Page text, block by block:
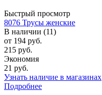
Быстрый просмотр
8076 Трусы женские
В наличии (11)
от 194 руб.
215 руб.
Экономия
21 руб.
Узнать наличие в магазинах
Подробнее